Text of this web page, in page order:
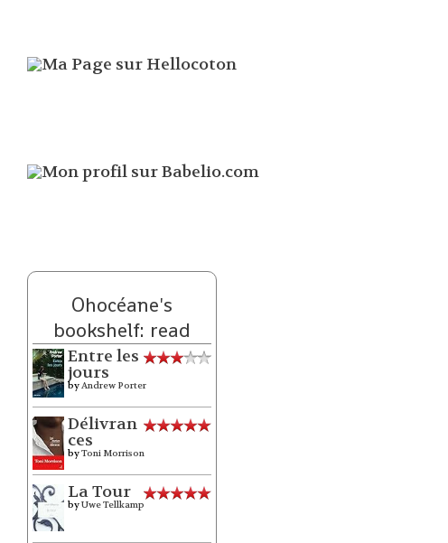
Ohocéane's
bookshelf: read
Entre les
jours
byAndrew Porter
Délivran
ces
byToni Morrison
La Tour
byUwe Tellkamp